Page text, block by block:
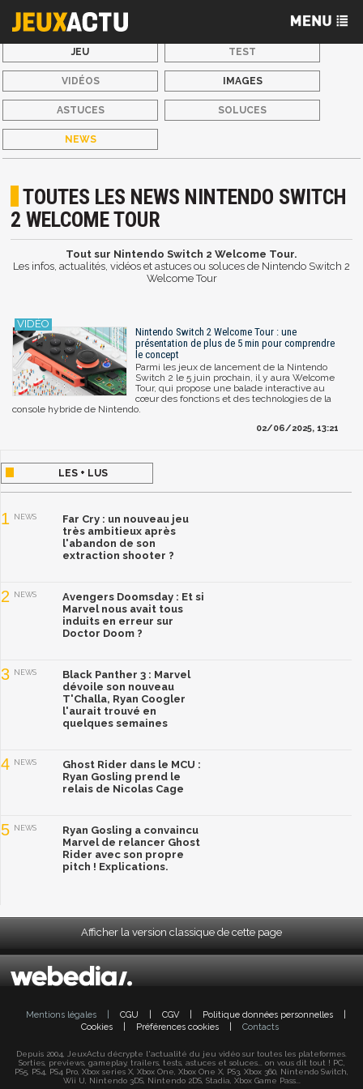
JEU TEST
VIDÉOS IMAGES
ASTUCES SOLUCES
NEWS
TOUTES LES NEWS NINTENDO SWITCH
2 WELCOME TOUR
Tout sur Nintendo Switch 2 Welcome Tour.
Les infos, actualités, vidéos et astuces ou soluces de Nintendo Switch 2
Welcome Tour
Nintendo Switch 2 Welcome Tour : une
présentation de plus de 5 min pour comprendre
le concept
Parmi les jeux de lancement de la Nintendo
Switch 2 le 5 juin prochain, il y aura Welcome
Tour, qui propose une balade interactive au
cœur des fonctions et des technologies de la
console hybride de Nintendo.
02/06/2025, 13:21
LES + LUS
1 NEWS
Far Cry : un nouveau jeu
très ambitieux après
l'abandon de son
extraction shooter ?
2 NEWS
Avengers Doomsday : Et si
Marvel nous avait tous
induits en erreur sur
Doctor Doom ?
3 NEWS
Black Panther 3 : Marvel
dévoile son nouveau
T'Challa, Ryan Coogler
l'aurait trouvé en
quelques semaines
4 NEWS
Ghost Rider dans le MCU :
Ryan Gosling prend le
relais de Nicolas Cage
5 NEWS
Ryan Gosling a convaincu
Marvel de relancer Ghost
Rider avec son propre
pitch ! Explications.
Afficher la version classique de cette page
Mentions légales CGU CGV Politique données personnelles
Cookies
Préférences cookies Contacts
Depuis 2004, JeuxActu décrypte l'actualité du jeu vidéo sur toutes les plateformes.
Sorties, previews, gameplay, trailers, tests, astuces et soluces... on vous dit tout ! PC,
PS5, PS4, PS4 Pro, Xbox series X, Xbox One, Xbox One X, PS3, Xbox 360, Nintendo Switch,
Wii U, Nintendo 3DS, Nintendo 2DS, Stadia, Xbox Game Pass...